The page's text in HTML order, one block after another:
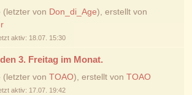
(letzter von Don_di_Age), erstellt von
aktiv: 18.07. 15:30
3. Freitag im Monat.
(letzter von TOAO), erstellt von TOAO
aktiv: 17.07. 19:42